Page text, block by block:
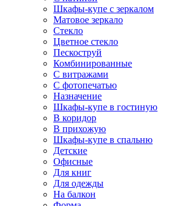
Шкафы-купе с зеркалом
Матовое зеркало
Стекло
Цветное стекло
Пескоструй
Комбинированные
С витражами
С фотопечатью
Назначение
Шкафы-купе в гостиную
В коридор
В прихожую
Шкафы-купе в спальню
Детские
Офисные
Для книг
Для одежды
На балкон